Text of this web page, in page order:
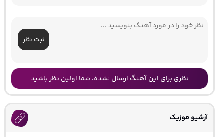
ثبت نظر
نظری برای این آهنگ ارسال نشده، شما اولین نظر باشید
آرشیو موزیک